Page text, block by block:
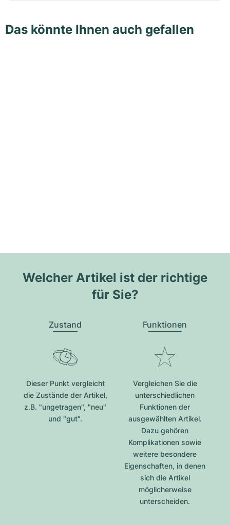
Das könnte Ihnen auch gefallen
Welcher Artikel ist der richtige
für Sie?
Zustand
Dieser Punkt vergleicht
die Zustände der Artikel,
z.B. "ungetragen", "neu"
und "gut".
Funktionen
Vergleichen Sie die
unterschiedlichen
Funktionen der
ausgewählten Artikel.
Dazu gehören
Komplikationen sowie
weitere besondere
Eigenschaften, in denen
sich die Artikel
möglicherweise
unterscheiden.